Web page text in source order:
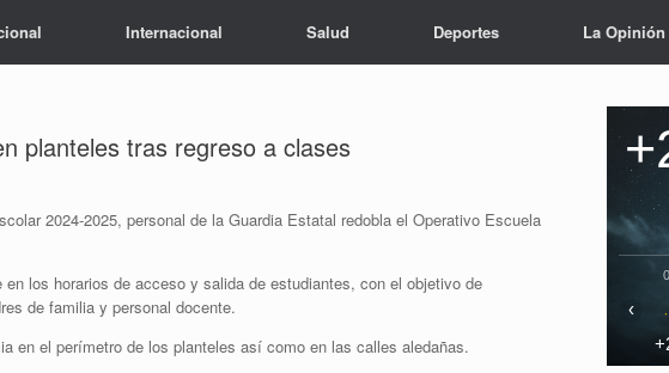
Internacional Salud Deportes La Opinión
planteles tras regreso a clases
2024-2025, personal de la Guardia Estatal redobla el Operativo Escuela
los horarios de acceso y salida de estudiantes, con el objetivo de
de familia y personal docente.
en el perímetro de los planteles así como en las calles aledañas.
‹